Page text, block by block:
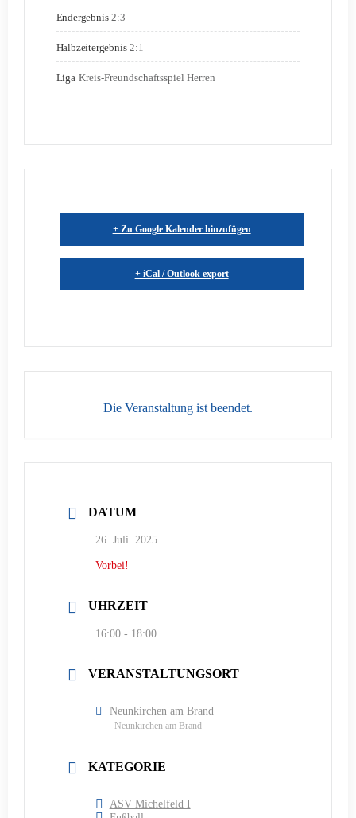
Endergebnis 2:3
Halbzeitergebnis 2:1
Liga Kreis-Freundschaftsspiel Herren
+ Zu Google Kalender hinzufügen
+ iCal / Outlook export
Die Veranstaltung ist beendet.
DATUM
26. Juli. 2025
Vorbei!
UHRZEIT
16:00 - 18:00
VERANSTALTUNGSORT
Neunkirchen am Brand
Neunkirchen am Brand
KATEGORIE
ASV Michelfeld I